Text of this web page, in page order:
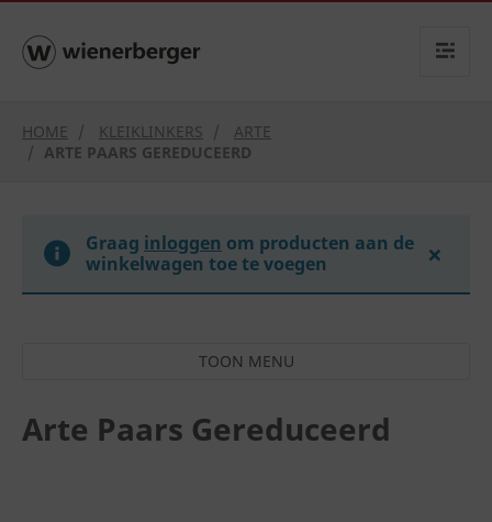
text.skipToContent
text.skipToNavigation
HOME KLEIKLINKERS
ARTE
ARTE PAARS GEREDUCEERD
Graag inloggen om producten aan de
winkelwagen toe te voegen
×
Arte Paars Gereduceerd